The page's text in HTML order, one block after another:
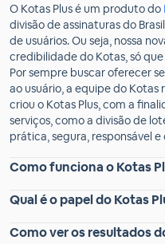
O Kotas Plus é um produto do
divisão de assinaturas do
de usuários. Ou seja, nossa
credibilidade do Kotas, só que
Por sempre buscar oferecer
ao usuário, a equipe do Kotas
criou o Kotas Plus, com a
serviços, como a divisão de
prática, segura, responsável e
Como funciona o Kotas
Qual é o papel do Kotas
Como ver os resultados